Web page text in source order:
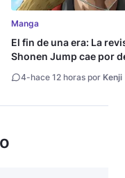
Manga
El fin de una era: La
Shonen Jump cae por
4-hace 12 horas por Kenji